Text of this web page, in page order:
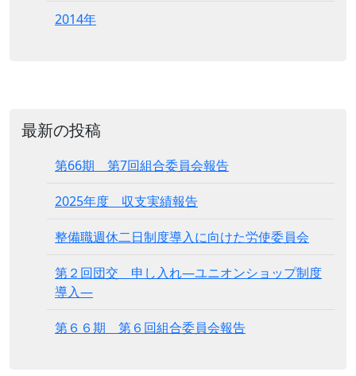
2014年
最新の投稿
第66期 第7回組合委員会報告
2025年度 収支実績報告
整備職週休二日制度導入に向けた労使委員会
第２回団交 申し入れ―ユニオンショップ制度
導入―
第６６期 第６回組合委員会報告